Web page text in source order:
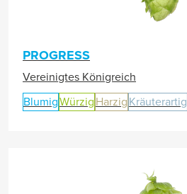
PROGRESS
Vereinigtes Königreich
BlumigWürzig Harzig Kräuterartig